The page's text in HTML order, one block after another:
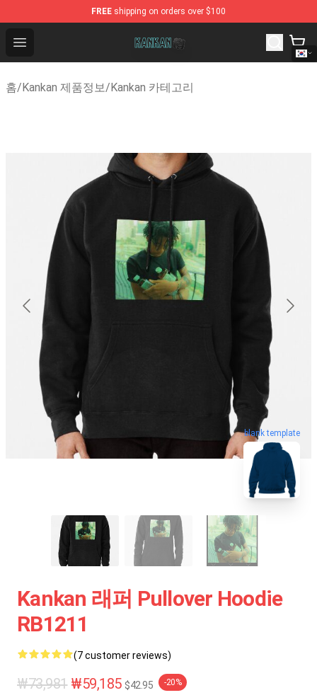
FREE shipping on orders over $100
Open menu
Kankan Store - Official Kankan Merchandise Shop
홈/Kankan 제품정보/Kankan 카테고리
blank template
Kankan 래퍼 Pullover Hoodie
RB1211
(7 customer reviews)
₩73,981 ₩59,185 $42.95 -20%